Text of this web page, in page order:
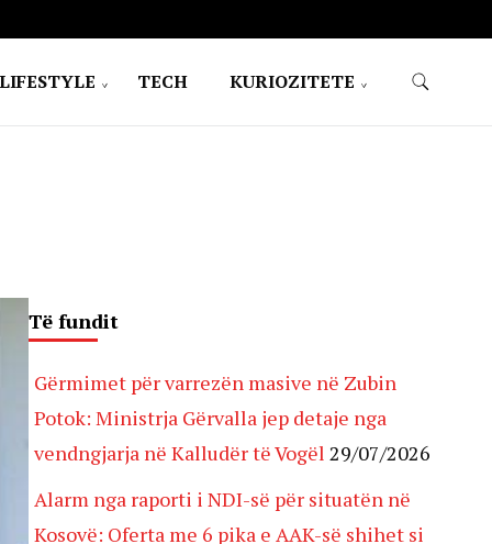
TECH KURIOZITETE
Të fundit
Gërmimet për varrezën masive në Zubin
Potok: Ministrja Gërvalla jep detaje nga
vendngjarja në Kalludër të Vogël 29/07/2026
Alarm nga raporti i NDI-së për situatën në
Kosovë: Oferta me 6 pika e AAK-së shihet si